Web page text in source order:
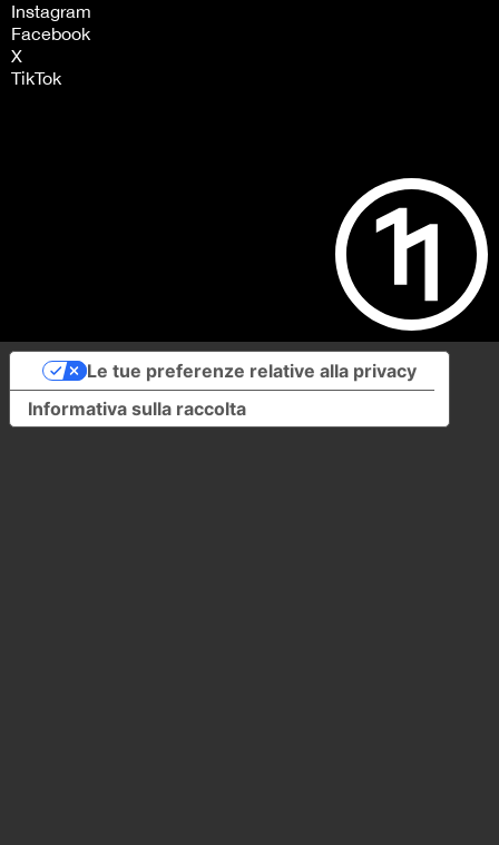
Instagram
Facebook
X
TikTok
Informativa sulla raccolta
Le tue preferenze relative alla privacy